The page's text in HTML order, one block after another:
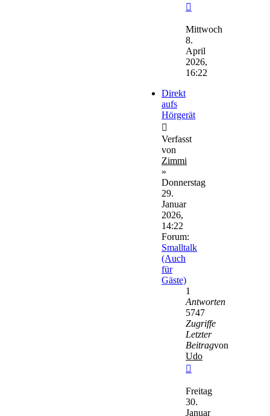
Beitrag
Mittwoch
8.
April
2026,
16:22
Direkt
aufs
Hörgerät
Verfasst
von
Zimmi
»
Donnerstag
29.
Januar
2026,
14:22
Forum:
Smalltalk
(Auch
für
Gäste)
1
Antworten
5747
Zugriffe
Letzter
Beitragvon
Udo
Beitrag
Freitag
30.
Januar